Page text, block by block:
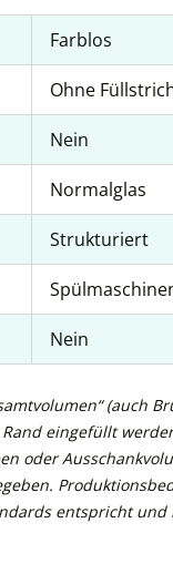
Farblos
Ohne
Nein
Normalglas
Strukturiert
Nein
(auch
eingefüllt
oder
entspricht